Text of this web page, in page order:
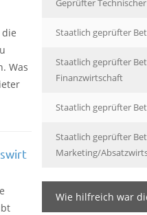
Was
Geprüfter
Staatlich geprüfter
Staatlich geprüfter
Finanzwirtschaft
Staatlich geprüfter
Staatlich geprüfter
Marketing/
Wie hilfreich war